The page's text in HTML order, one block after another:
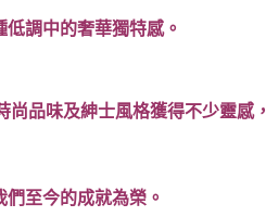
調中的奢華獨特感。
品味及紳士風格獲得不少靈感，
至今的成就為榮。